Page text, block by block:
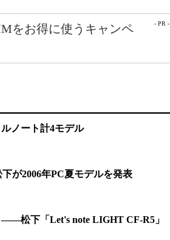
- PR -
をお得に使うキャンペ
ノート計4モデル
が2006年PC夏モデルを発表
松下「Let's note LIGHT CF-R5」